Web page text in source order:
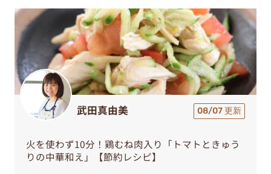
武田真由美 08/07 更新
火を使わず10分！鶏むね肉入り「トマトときゅう
りの中華和え」【節約レシピ】